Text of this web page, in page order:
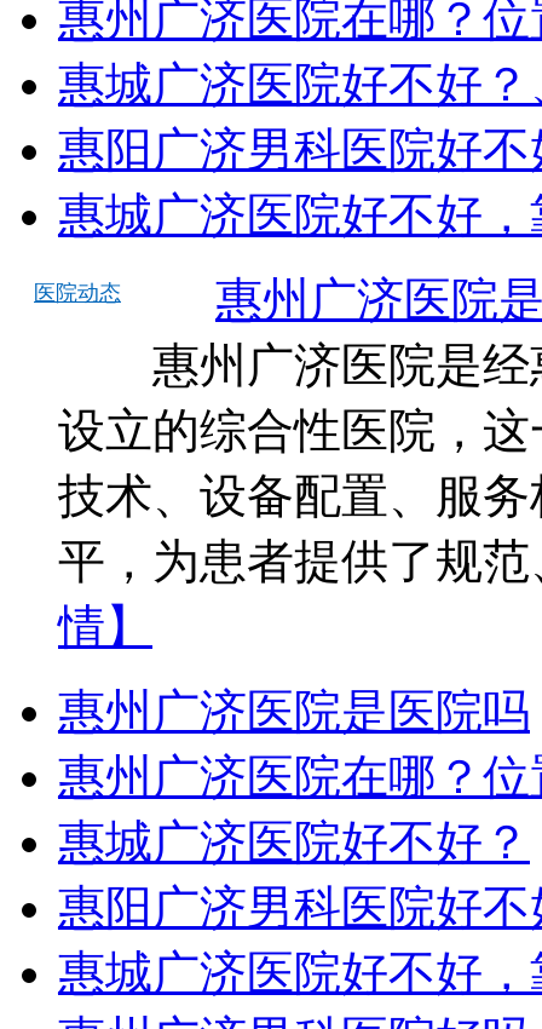
惠州广济医院在哪？
惠城广济医院好不好？
惠阳广济男科医院好
惠城广济医院好不好
医院动态
惠州广济医院
惠州广济医院是经
设立的综合性医院，
技术、设备配置、服
平，为患者提供了规
情】
惠州广济医院是医院吗
惠州广济医院在哪？位
惠城广济医院好不好？
惠阳广济男科医院好不
惠城广济医院好不好，